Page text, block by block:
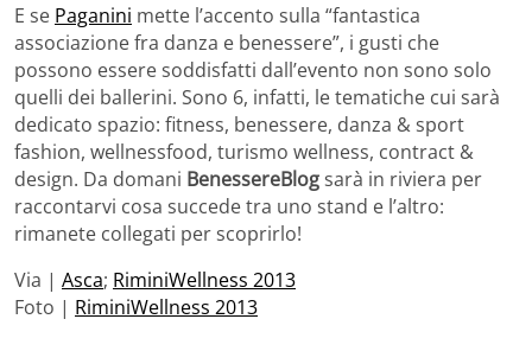
E se Paganini mette l’accento sulla “fantastica
associazione fra danza e benessere”, i gusti che
possono essere soddisfatti dall’evento non sono solo
quelli dei ballerini. Sono 6, infatti, le tematiche cui sarà
dedicato spazio: fitness, benessere, danza & sport
fashion, wellnessfood, turismo wellness, contract &
design. Da domani BenessereBlogsarà in riviera per
raccontarvi cosa succede tra uno stand e l’altro:
rimanete collegati per scoprirlo!
Via | Asca; RiminiWellness 2013
Foto | RiminiWellness 2013